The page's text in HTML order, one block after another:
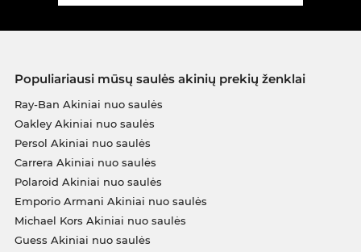
Populiariausi mūsų saulės akinių prekių ženklai
Ray-Ban Akiniai nuo saulės
Oakley Akiniai nuo saulės
Persol Akiniai nuo saulės
Carrera Akiniai nuo saulės
Polaroid Akiniai nuo saulės
Emporio Armani Akiniai nuo saulės
Michael Kors Akiniai nuo saulės
Guess Akiniai nuo saulės